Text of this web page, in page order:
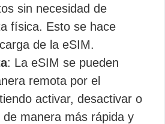
sin necesidad de
física. Esto se hace
de la eSIM.
: La eSIM se pueden
remota por el
activar, desactivar o
manera más rápida y